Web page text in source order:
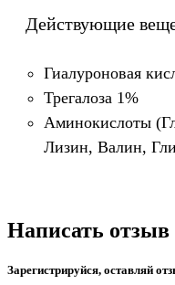
Действующие
Гиалуроновая
Трегалоза 1%
Аминокислоты
Лизин, Валин,
Написать отзыв
Зарегистрируйся, оставляй